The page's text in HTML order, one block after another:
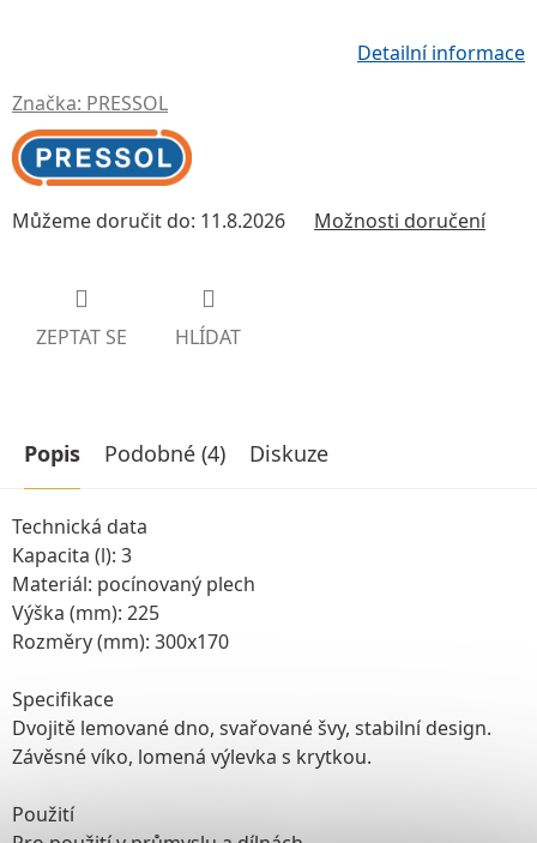
Detailní informace
Značka: PRESSOL
Můžeme doručit do: 11.8.2026 Možnosti doručení
ZEPTAT SE HLÍDAT
Popis Podobné (4) Diskuze
Technická data
Kapacita (l): 3
Materiál: pocínovaný plech
Výška (mm): 225
Rozměry (mm): 300x170
Specifikace
Dvojitě lemované dno, svařované švy, stabilní design.
Závěsné víko, lomená výlevka s krytkou.
Použití